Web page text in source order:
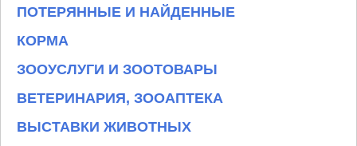
ПОТЕРЯННЫЕ И НАЙДЕННЫЕ
КОРМА
ЗООУСЛУГИ И ЗООТОВАРЫ
ВЕТЕРИНАРИЯ, ЗООАПТЕКА
ВЫСТАВКИ ЖИВОТНЫХ